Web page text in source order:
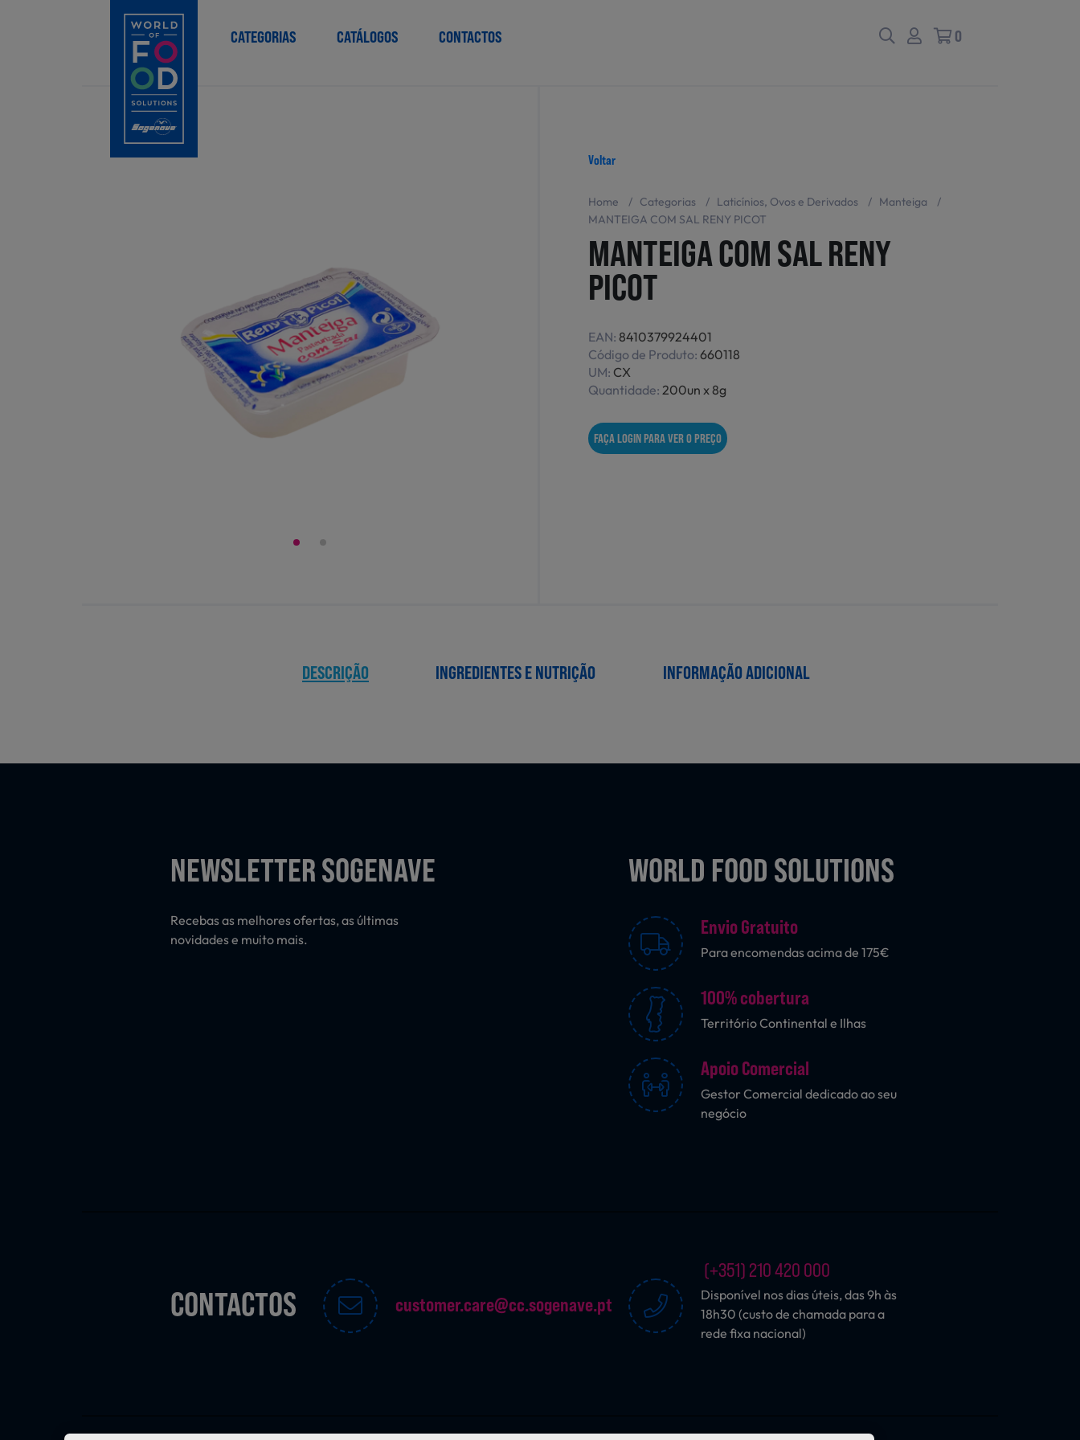
CATEGORIAS CATÁLOGOS CONTACTOS 0
Voltar
Home / Categorias / Laticínios, Ovos e Derivados / Manteiga
/
MANTEIGA COM SAL RENY PICOT
MANTEIGA COM SAL RENY
PICOT
EAN: 8410379924401
Código de Produto: 660118
UM: CX
Quantidade: 200un x 8g
FAÇA LOGIN PARA VER O PREÇO
DESCRIÇÃO INGREDIENTES E NUTRIÇÃO INFORMAÇÃO ADICIONAL
NEWSLETTER SOGENAVE
Recebas as melhores ofertas, as últimas
novidades e muito mais.
WORLD FOOD SOLUTIONS
Envio Gratuito
Para encomendas acima de 175€
100% cobertura
Território Continental e Ilhas
Apoio Comercial
Gestor Comercial dedicado ao seu
negócio
CONTACTOS customer.care@cc.sogenave.pt
(+351) 210 420 000
Disponível nos dias úteis, das 9h às
18h30 (custo de chamada para a
rede fixa nacional)